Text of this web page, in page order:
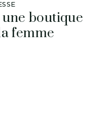
boutique
femme